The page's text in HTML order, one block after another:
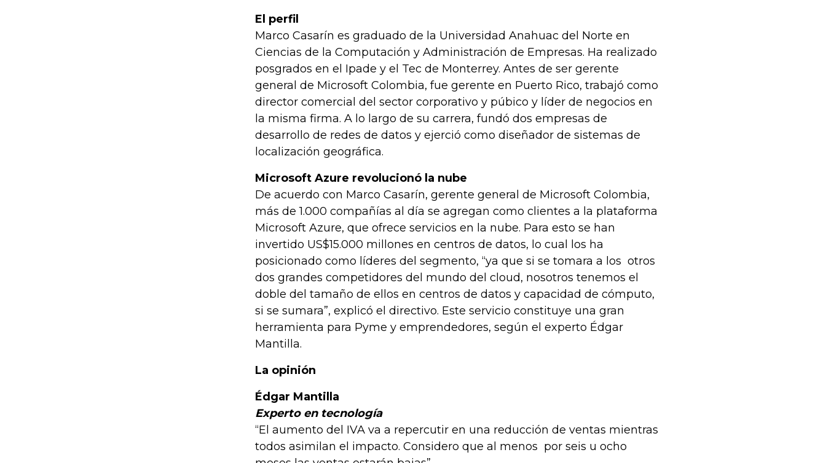
El perfil
Marco Casarín es graduado de la Universidad Anahuac del Norte en
Ciencias de la Computación y Administración de Empresas. Ha realizado
posgrados en el Ipade y el Tec de Monterrey. Antes de ser gerente
general de Microsoft Colombia, fue gerente en Puerto Rico, trabajó como
director comercial del sector corporativo y púbico y líder de negocios en
la misma firma. A lo largo de su carrera, fundó dos empresas de
desarrollo de redes de datos y ejerció como diseñador de sistemas de
localización geográfica.
Microsoft Azure revolucionó la nube
De acuerdo con Marco Casarín, gerente general de Microsoft Colombia,
más de 1.000 compañías al día se agregan como clientes a la plataforma
Microsoft Azure, que ofrece servicios en la nube. Para esto se han
invertido US$15.000 millones en centros de datos, lo cual los ha
posicionado como líderes del segmento, “ya que si se tomara a los otros
dos grandes competidores del mundo del cloud, nosotros tenemos el
doble del tamaño de ellos en centros de datos y capacidad de cómputo,
si se sumara”, explicó el directivo. Este servicio constituye una gran
herramienta para Pyme y emprendedores, según el experto Édgar
Mantilla.
La opinión
Édgar Mantilla
Experto en tecnología
“El aumento del IVA va a repercutir en una reducción de ventas mientras
todos asimilan el impacto. Considero que al menos por seis u ocho